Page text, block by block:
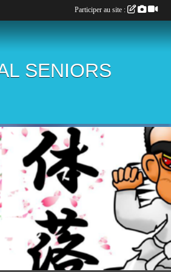
SENIORS
Participer au site :